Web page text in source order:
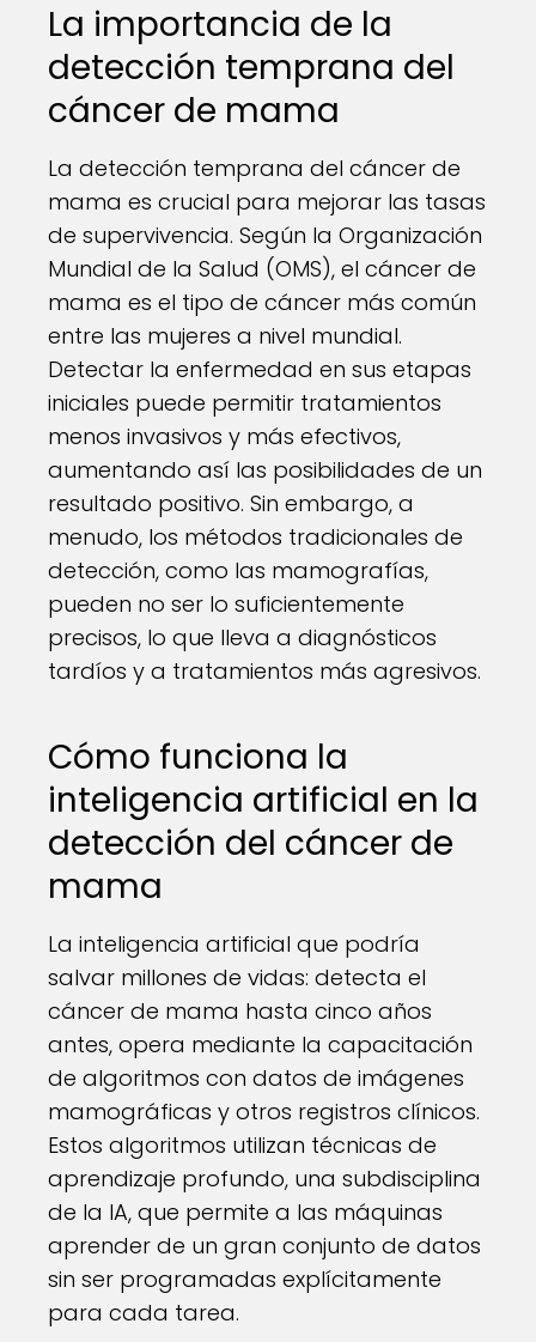
La importancia de la
detección temprana del
cáncer de mama
La detección temprana del cáncer de
mama es crucial para mejorar las tasas
de supervivencia. Según la Organización
Mundial de la Salud (OMS), el cáncer de
mama es el tipo de cáncer más común
entre las mujeres a nivel mundial.
Detectar la enfermedad en sus etapas
iniciales puede permitir tratamientos
menos invasivos y más efectivos,
aumentando así las posibilidades de un
resultado positivo. Sin embargo, a
menudo, los métodos tradicionales de
detección, como las mamografías,
pueden no ser lo suficientemente
precisos, lo que lleva a diagnósticos
tardíos y a tratamientos más agresivos.
Cómo funciona la
inteligencia artificial en la
detección del cáncer de
mama
La inteligencia artificial que podría
salvar millones de vidas: detecta el
cáncer de mama hasta cinco años
antes, opera mediante la capacitación
de algoritmos con datos de imágenes
mamográficas y otros registros clínicos.
Estos algoritmos utilizan técnicas de
aprendizaje profundo, una subdisciplina
de la IA, que permite a las máquinas
aprender de un gran conjunto de datos
sin ser programadas explícitamente
para cada tarea.